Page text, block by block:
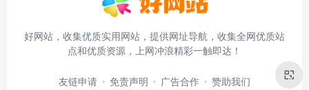
好网站，收集优质实用网站，提供网址导航，收集全网优质站
点和优质资源，上网冲浪精彩一触即达！
友链申请 免责声明 广告合作 赞助我们